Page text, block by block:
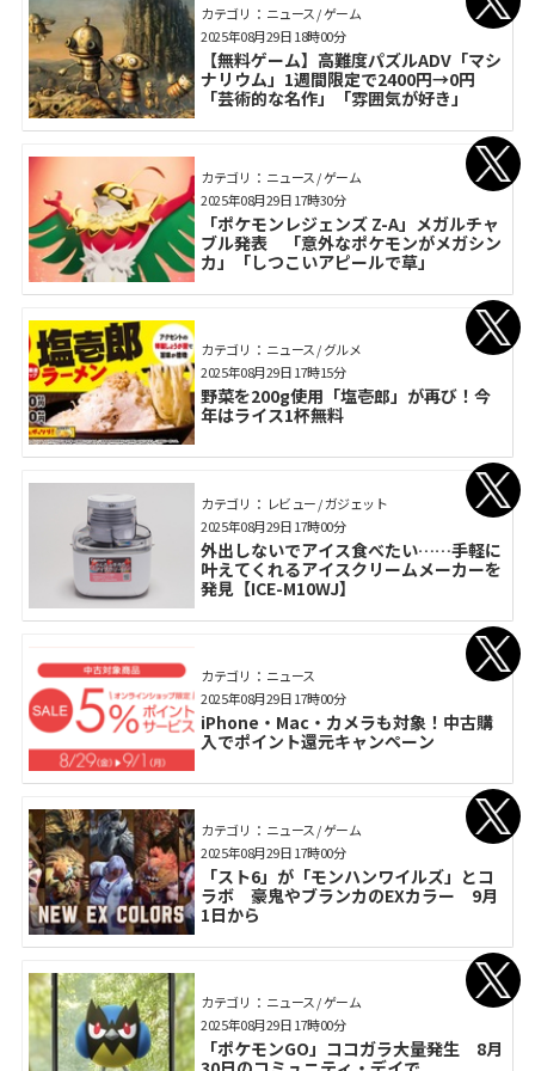
カテゴリ： ニュース / ゲーム
【無料ゲーム】高難度パズルADV「マシ
ナリウム」1週間限定で2400円→0円
「芸術的な名作」「雰囲気が好き」
2025年08月29日 18時00分
カテゴリ： ニュース / ゲーム
「ポケモンレジェンズ Z-A」メガルチャ
ブル発表 「意外なポケモンがメガシン
カ」「しつこいアピールで草」
2025年08月29日 17時30分
カテゴリ： ニュース / グルメ
野菜を200g使用「塩壱郎」が再び！今
年はライス1杯無料
2025年08月29日 17時15分
カテゴリ： レビュー / ガジェット
外出しないでアイス食べたい……手軽に
叶えてくれるアイスクリームメーカーを
発見【ICE-M10WJ】
2025年08月29日 17時00分
カテゴリ： ニュース
iPhone・Mac・カメラも対象！中古購
入でポイント還元キャンペーン
2025年08月29日 17時00分
カテゴリ： ニュース / ゲーム
「スト6」が「モンハンワイルズ」とコ
ラボ 豪鬼やブランカのEXカラー 9月
1日から
2025年08月29日 17時00分
カテゴリ： ニュース / ゲーム
「ポケモンGO」ココガラ大量発生 8月
2025年08月29日 17時00分